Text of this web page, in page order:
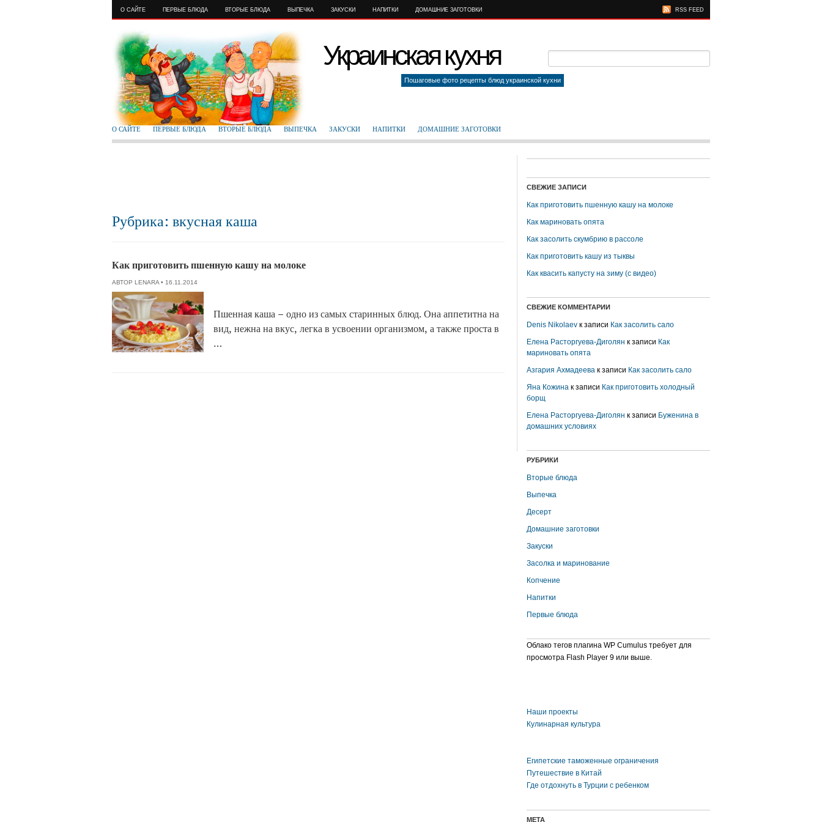
О САЙТЕ ПЕРВЫЕ БЛЮДА ВТОРЫЕ БЛЮДА ВЫПЕЧКА ЗАКУСКИ НАПИТКИ ДОМАШНИЕ ЗАГОТОВКИ RSS FEED
Украинская кухня
Пошаговые фото рецепты блюд украинской кухни
О САЙТЕ ПЕРВЫЕ БЛЮДА ВТОРЫЕ БЛЮДА ВЫПЕЧКА ЗАКУСКИ НАПИТКИ ДОМАШНИЕ ЗАГОТОВКИ
Рубрика: вкусная каша
Как приготовить пшенную кашу на молоке
АВТОР LENARA • 16.11.2014
Пшенная каша – одно из самых старинных блюд. Она аппетитна на
вид, нежна на вкус, легка в усвоении организмом, а также проста в
…
СВЕЖИЕ ЗАПИСИ
Как приготовить пшенную кашу на молоке
Как мариновать опята
Как засолить скумбрию в рассоле
Как приготовить кашу из тыквы
Как квасить капусту на зиму (с видео)
СВЕЖИЕ КОММЕНТАРИИ
Denis Nikolaev к записи Как засолить сало
Елена Расторгуева-Диголян к записи Как
мариновать опята
Азгария Ахмадеева к записи Как засолить сало
Яна Кожина к записи Как приготовить холодный
борщ
Елена Расторгуева-Диголян к записи Буженина в
домашних условиях
РУБРИКИ
Вторые блюда
Выпечка
Десерт
Домашние заготовки
Закуски
Засолка и маринование
Копчение
Напитки
Первые блюда
Облако тегов плагина WP Cumulus требует для
просмотра Flash Player 9 или выше.
Наши проекты
Кулинарная культура
Египетские таможенные ограничения
Путешествие в Китай
Где отдохнуть в Турции с ребенком
МЕТА